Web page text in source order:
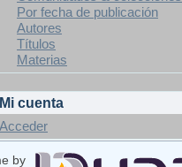
Por fecha de publicación
Autores
Títulos
Materias
Mi cuenta
Acceder
by